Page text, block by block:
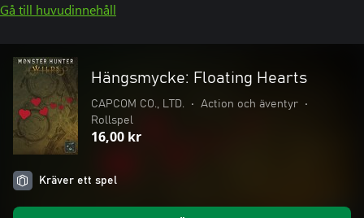
Gå till huvudinnehåll
Hängsmycke: Floating Hearts
CAPCOM CO., LTD. • Action och äventyr
•
Rollspel
16,00 kr
Kräver ett spel